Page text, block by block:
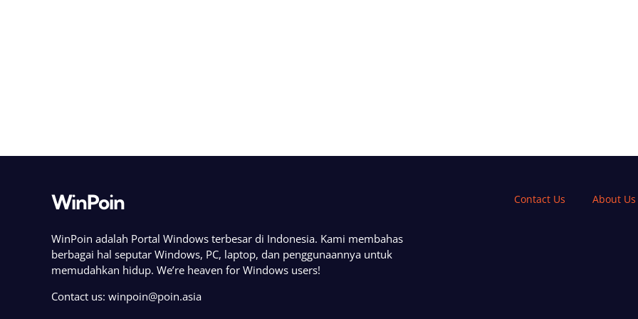
WinPoin
WinPoin adalah Portal Windows terbesar di Indonesia. Kami membahas
berbagai hal seputar Windows, PC, laptop, dan penggunaannya untuk
memudahkan hidup. We’re heaven for Windows users!
Contact us: winpoin@poin.asia
Contact Us About Us